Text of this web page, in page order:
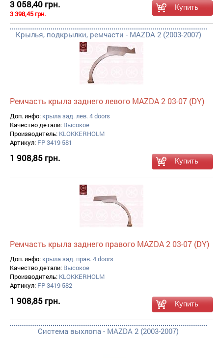
3 058,40 грн.
3 398,45 грн.
Крылья, подкрылки, ремчасти - MAZDA 2 (2003-2007)
Ремчасть крыла заднего левого MAZDA 2 03-07 (DY)
Доп. инфо: крыла зад. лев. 4 doors
Качество детали: Высокое
Производитель: KLOKKERHOLM
Артикул: FP 3419 581
1 908,85 грн.
Ремчасть крыла заднего правого MAZDA 2 03-07 (DY)
Доп. инфо: крыла зад. прав. 4 doors
Качество детали: Высокое
Производитель: KLOKKERHOLM
Артикул: FP 3419 582
1 908,85 грн.
Система выхлопа - MAZDA 2 (2003-2007)